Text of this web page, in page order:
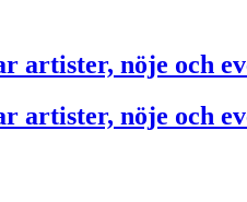
artister, nöje och
artister, nöje och